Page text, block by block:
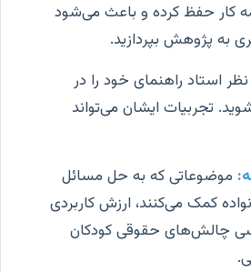
کار حفظ کرده و باعث می‌شود
به پژوهش بپردازید.
نظر استاد راهنمای خود را در
تجربیات ایشان می‌تواند
موضوعاتی که به حل مسائل
کمک می‌کنند، ارزش کاربردی
چالش‌های حقوقی کودکان